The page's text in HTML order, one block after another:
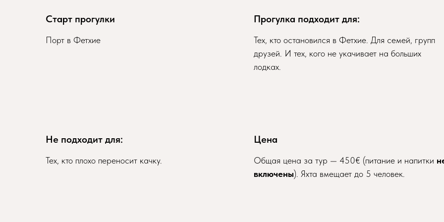
Старт прогулки
Порт в Фетхие
Прогулка подходит для:
Тех, кто остановился в Фетхие. Для семей, групп
друзей. И тех, кого не укачивает на больших
лодках.
Не подходит для:
Тех, кто плохо переносит качку.
Цена
Общая цена за тур — 450€ (питание и напитки
включены). Яхта вмещает до 5 человек.